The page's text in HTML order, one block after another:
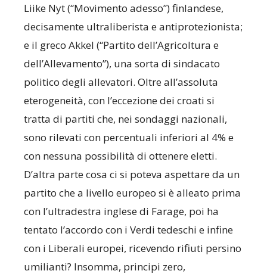
Liike Nyt (“Movimento adesso”) finlandese,
decisamente ultraliberista e antiprotezionista;
e il greco Akkel (“Partito dell’Agricoltura e
dell’Allevamento”), una sorta di sindacato
politico degli allevatori. Oltre all’assoluta
eterogeneità, con l’eccezione dei croati si
tratta di partiti che, nei sondaggi nazionali,
sono rilevati con percentuali inferiori al 4% e
con nessuna possibilità di ottenere eletti.
D’altra parte cosa ci si poteva aspettare da un
partito che a livello europeo si è alleato prima
con l’ultradestra inglese di Farage, poi ha
tentato l’accordo con i Verdi tedeschi e infine
con i Liberali europei, ricevendo rifiuti persino
umilianti? Insomma, principi zero,